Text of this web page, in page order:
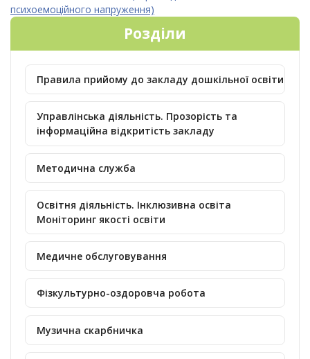
психоемоційного напруження)
Розділи
Правила прийому до закладу дошкільної освіти
Управлінська діяльність. Прозорість та
інформаційна відкритість закладу
Методична служба
Освітня діяльність. Інклюзивна освіта
Моніторинг якості освіти
Медичне обслуговування
Фізкультурно-оздоровча робота
Музична скарбничка